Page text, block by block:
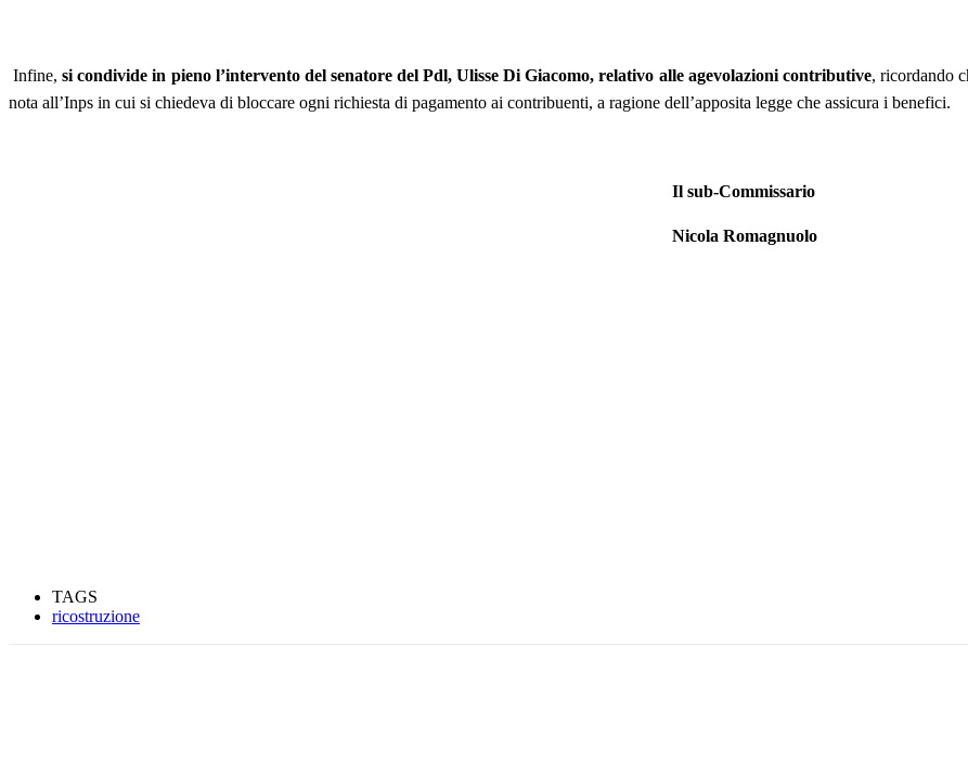
Infine,si condivide in pieno l’intervento del senatore del Pdl, Ulisse Di Giacomo, relativo alle agevolazioni contributive, ricordando
nota all’Inps in cui si chiedeva di bloccare ogni richiesta di pagamento ai contribuenti, a ragione dell’apposita legge che assicura i
Il sub-Commissario
Nicola Romagnuolo
TAGS
ricostruzione